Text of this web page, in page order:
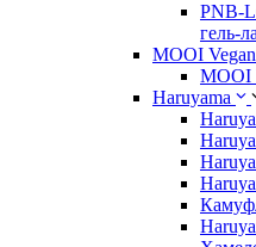
PNB-
гель-
MOOI Vegan
MOOI
Haruyama